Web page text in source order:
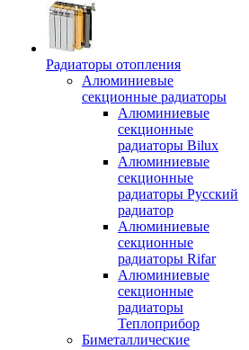
Радиаторы отопления
Алюминиевые
секционные радиаторы
Алюминиевые
секционные
радиаторы Bilux
Алюминиевые
секционные
радиаторы Русский
радиатор
Алюминиевые
секционные
радиаторы Rifar
Алюминиевые
секционные
радиаторы
Теплоприбор
Биметаллические